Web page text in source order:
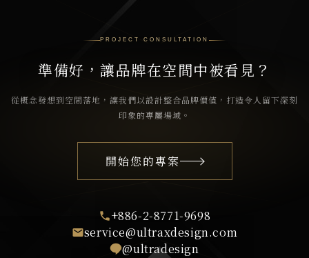
PROJECT CONSULTATION
準備好，讓品牌在空間中被看見？
從概念發想到空間落地，讓我們以設計整合品牌價值，打造令人留下深刻
印象的專屬場域。
開始您的專案
+886-2-8771-9698
service@ultraxdesign.com
@ultradesign